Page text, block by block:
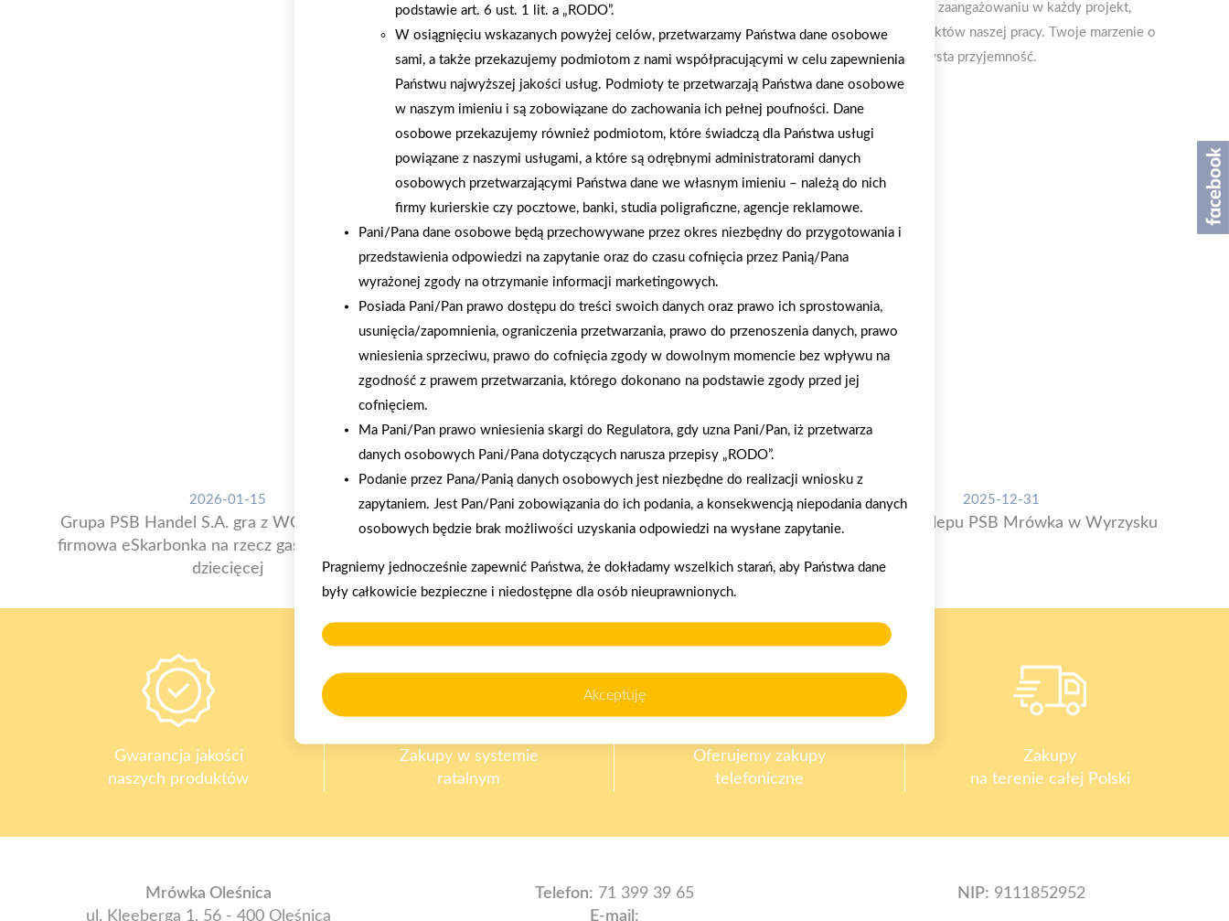
transparentnemu zarządzaniu, nowoczesnym narzędziom oraz pełnemu zaangażowaniu w każdy projekt,
gwarantujemy Inwestorom poczucie bezpieczeństwa i satysfakcji z efektów naszej pracy. Twoje marzenie o
idealnym domu może stać się rzeczywistością – z Polbudrol-Bis to czysta przyjemność.
AKTUALNOŚCI
2026-01-15
Grupa PSB Handel S.A. gra z WOŚP. Powstała
firmowa eSkarbonka na rzecz gastroenterologii
dziecięcej
2026-01-12
Zacisze S.A. dołącza do Grupy PSB. Sieć kończy
2025-12-31
Otwarcie sklepu PSB Mrówka w Wyrzysku
Gwarancja jakości
naszych produktów
Zakupy w systemie
ratalnym
Oferujemy zakupy
telefoniczne
Zakupy
na terenie całej Polski
Mrówka Oleśnica
ul. Kleeberga 1, 56 - 400 Oleśnica
Telefon: 71 399 39 65
E-mail:
NIP: 9111852952
podstawie art. 6 ust. 1 lit. a „RODO”.
W osiągnięciu wskazanych powyżej celów, przetwarzamy Państwa dane osobowe
sami, a także przekazujemy podmiotom z nami współpracującymi w celu zapewnienia
Państwu najwyższej jakości usług. Podmioty te przetwarzają Państwa dane osobowe
w naszym imieniu i są zobowiązane do zachowania ich pełnej poufności. Dane
osobowe przekazujemy również podmiotom, które świadczą dla Państwa usługi
powiązane z naszymi usługami, a które są odrębnymi administratorami danych
osobowych przetwarzającymi Państwa dane we własnym imieniu – należą do nich
firmy kurierskie czy pocztowe, banki, studia poligraficzne, agencje reklamowe.
Pani/Pana dane osobowe będą przechowywane przez okres niezbędny do przygotowania i
przedstawienia odpowiedzi na zapytanie oraz do czasu cofnięcia przez Panią/Pana
wyrażonej zgody na otrzymanie informacji marketingowych.
Posiada Pani/Pan prawo dostępu do treści swoich danych oraz prawo ich sprostowania,
usunięcia/zapomnienia, ograniczenia przetwarzania, prawo do przenoszenia danych, prawo
wniesienia sprzeciwu, prawo do cofnięcia zgody w dowolnym momencie bez wpływu na
zgodność z prawem przetwarzania, którego dokonano na podstawie zgody przed jej
cofnięciem.
Ma Pani/Pan prawo wniesienia skargi do Regulatora, gdy uzna Pani/Pan, iż przetwarza
danych osobowych Pani/Pana dotyczących narusza przepisy „RODO”.
Podanie przez Pana/Panią danych osobowych jest niezbędne do realizacji wniosku z
zapytaniem. Jest Pan/Pani zobowiązania do ich podania, a konsekwencją niepodania danych
osobowych będzie brak możliwości uzyskania odpowiedzi na wysłane zapytanie.
Pragniemy jednocześnie zapewnić Państwa, że dokładamy wszelkich starań, aby Państwa dane
były całkowicie bezpieczne i niedostępne dla osób nieuprawnionych.
Akceptuję